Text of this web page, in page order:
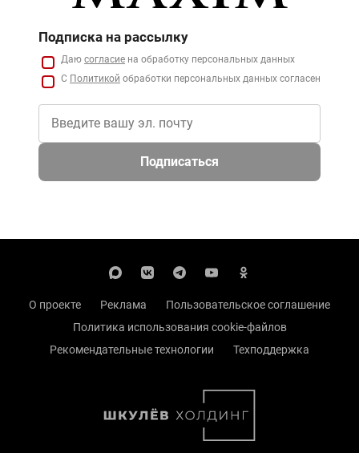
Подписка на рассылку
Даю согласие на обработку персональных данных
С Политикой обработки персональных данных согласен
Подписаться
О проекте Реклама
Пользовательское соглашение
Политика использования cookie-файлов
Рекомендательные технологии
Техподдержка